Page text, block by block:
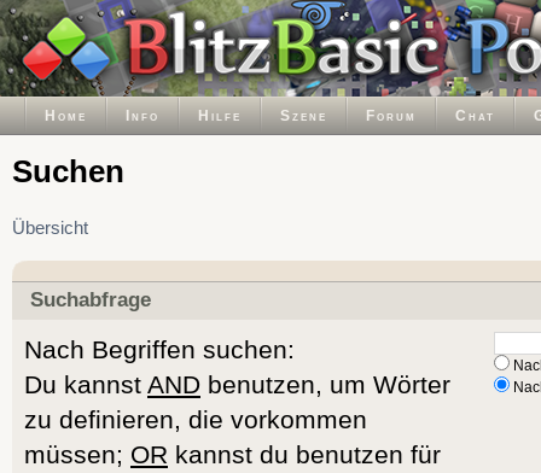
Home Info Hilfe Szene Forum Chat
Suchen
Übersicht
Suchabfrage
Nach Begriffen suchen:
Du kannst AND benutzen, um Wörter
zu definieren, die vorkommen
müssen; OR kannst du benutzen für